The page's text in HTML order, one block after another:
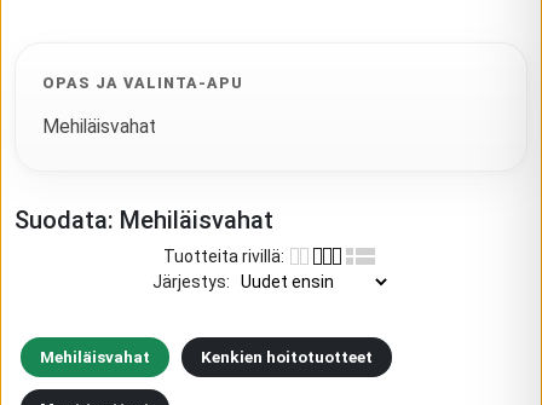
OPAS JA VALINTA-APU
Mehiläisvahat
Suodata: Mehiläisvahat
Tuotteita rivillä:
Järjestys:
Mehiläisvahat Kenkien hoitotuotteet